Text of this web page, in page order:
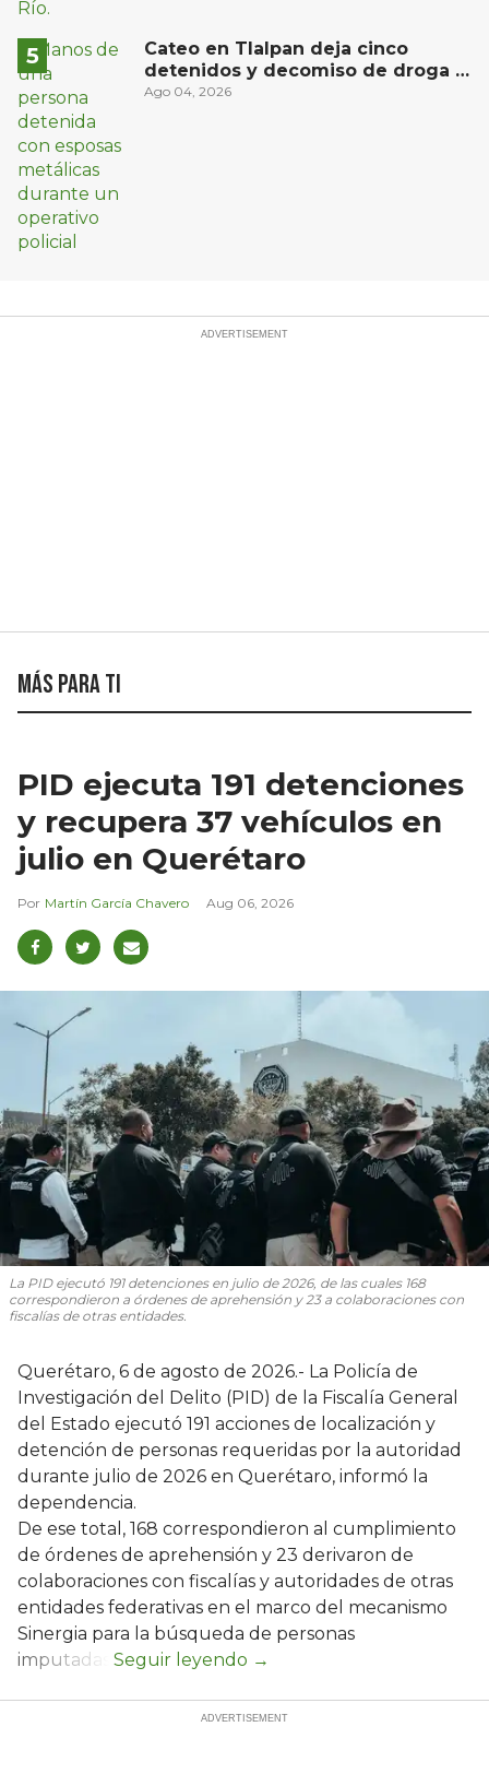
Cateo en Tlalpan deja cinco
detenidos y decomiso de droga y
un arma
Ago 04, 2026
Más para ti
PID ejecuta 191 detenciones
y recupera 37 vehículos en
julio en Querétaro
Martín García Chavero Aug 06, 2026
La PID ejecutó 191 detenciones en julio de 2026, de las cuales 168
correspondieron a órdenes de aprehensión y 23 a colaboraciones con
fiscalías de otras entidades.
Querétaro, 6 de agosto de 2026.- La Policía de
Investigación del Delito (PID) de la Fiscalía General
del Estado ejecutó 191 acciones de localización y
detención de personas requeridas por la autoridad
durante julio de 2026 en Querétaro, informó la
dependencia.
De ese total, 168 correspondieron al cumplimiento
de órdenes de aprehensión y 23 derivaron de
colaboraciones con fiscalías y autoridades de otras
entidades federativas en el marco del mecanismo
Sinergia para la búsqueda de personas
imputadas.